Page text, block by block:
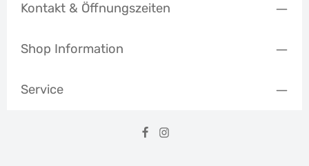
Kontakt & Öffnungszeiten
Shop Information
Service